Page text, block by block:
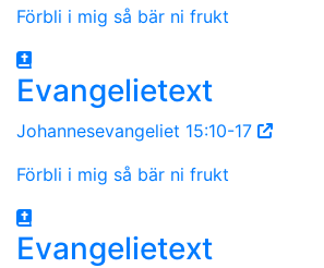
Förbli i mig så bär ni frukt
Evangelietext
Johannesevangeliet 15:10-17
Förbli i mig så bär ni frukt
Evangelietext